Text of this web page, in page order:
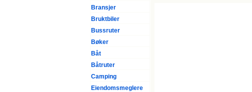
Bransjer
Bruktbiler
Bussruter
Bøker
Båt
Båtruter
Camping
Eiendomsmeglere